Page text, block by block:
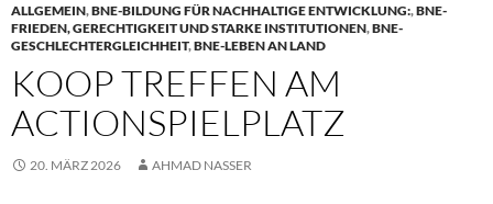
ALLGEMEIN,BNE-BILDUNG FÜR NACHHALTIGE ENTWICKLUNG:,BNE-
FRIEDEN, GERECHTIGKEIT UND STARKE INSTITUTIONEN,BNE-
GESCHLECHTERGLEICHHEIT,BNE-LEBEN AN LAND
KOOP TREFFEN AM
ACTIONSPIELPLATZ
20. MÄRZ 2026 AHMAD NASSER